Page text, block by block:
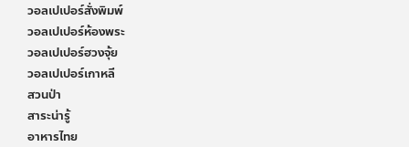
วอลเปเปอร์สั่งพิมพ์
วอลเปเปอร์ห้องพระ
วอลเปเปอร์ฮวงจุ้ย
วอลเปเปอร์เกาหลี
สวนป่า
สาระน่ารู้
อาหารไทย